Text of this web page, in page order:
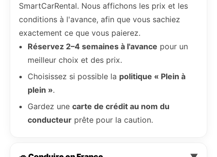
SmartCarRental. Nous affichons les prix et les
conditions à l'avance, afin que vous sachiez
exactement ce que vous paierez.
Réservez 2–4 semaines à l'avance pour un
meilleur choix et des prix.
Choisissez si possible la politique « Plein à
plein ».
Gardez une carte de crédit au nom du
conducteur prête pour la caution.